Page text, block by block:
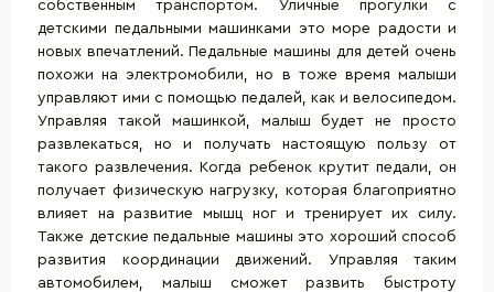
собственным транспортом. Уличные прогулки с
детскими педальными машинками это море радости и
новых впечатлений. Педальные машины для детей очень
похожи на электромобили, но в тоже время малыши
управляют ими с помощью педалей, как и велосипедом.
Управляя такой машинкой, малыш будет не просто
развлекаться, но и получать настоящую пользу от
такого развлечения. Когда ребенок крутит педали, он
получает физическую нагрузку, которая благоприятно
влияет на развитие мышц ног и тренирует их силу.
Также детские педальные машины это хороший способ
развития координации движений. Управляя таким
автомобилем, малыш сможет развить быстроту